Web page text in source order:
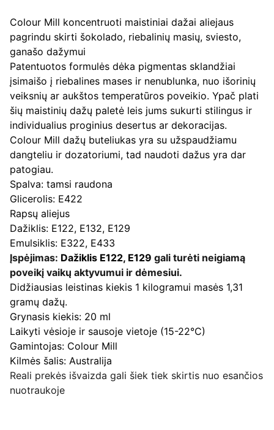
Colour Mill koncentruoti maistiniai dažai aliejaus
pagrindu skirti šokolado, riebalinių masių, sviesto,
ganašo dažymui
Patentuotos formulės dėka pigmentas sklandžiai
įsimaišo į riebalines mases ir nenublunka, nuo išorinių
veiksnių ar aukštos temperatūros poveikio. Ypač plati
šių maistinių dažų paletė leis jums sukurti stilingus ir
individualius proginius desertus ar dekoracijas.
Colour Mill dažų buteliukas yra su užspaudžiamu
dangteliu ir dozatoriumi, tad naudoti dažus yra dar
patogiau.
Spalva: tamsi raudona
Glicerolis: E422
Rapsų aliejus
Dažiklis: E122, E132, E129
Emulsiklis: E322, E433
Įspėjimas: Dažiklis E122, E129 gali turėti neigiamą
poveikį vaikų aktyvumui ir dėmesiui.
Didžiausias leistinas kiekis 1 kilogramui masės 1,31
gramų dažų.
Grynasis kiekis: 20 ml
Laikyti vėsioje ir sausoje vietoje (15-22°C)
Gamintojas: Colour Mill
Kilmės šalis: Australija
Reali prekės išvaizda gali šiek tiek skirtis nuo esančios
nuotraukoje